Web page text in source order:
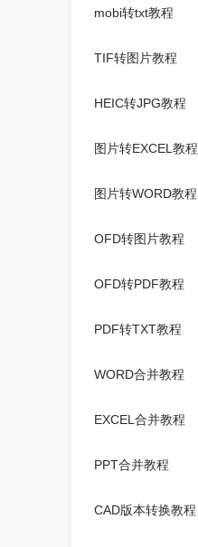
mobi转txt教程
TIF转图片教程
HEIC转JPG教程
图片转EXCEL教程
图片转WORD教程
OFD转图片教程
OFD转PDF教程
PDF转TXT教程
WORD合并教程
EXCEL合并教程
PPT合并教程
CAD版本转换教程